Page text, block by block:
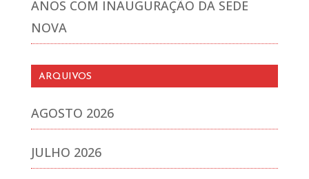
ANOS COM INAUGURAÇÃO DA SEDE
NOVA
ARQUIVOS
AGOSTO 2026
JULHO 2026